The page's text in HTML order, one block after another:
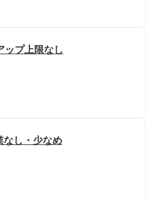
ップ上限なし
なし・少なめ